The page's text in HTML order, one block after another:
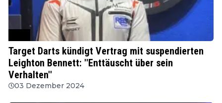
Target Darts kündigt Vertrag mit suspendierten
Leighton Bennett: ''Enttäuscht über sein
Verhalten''
03 Dezember 2024